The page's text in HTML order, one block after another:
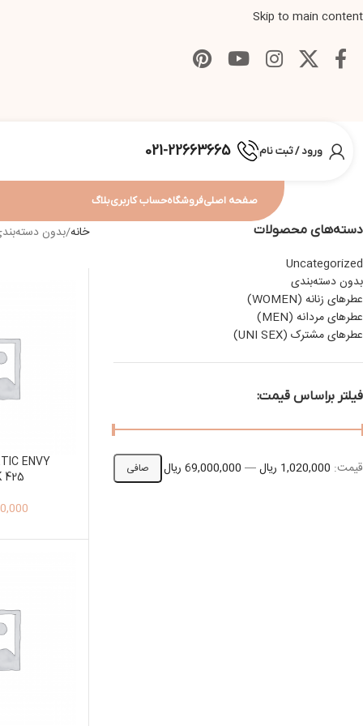
Skip to main content
ورود / ثبت نام 021-22663665
صفحه اصلیفروشگاهحساب کاربریبلاگ
دسته‌های محصولات
Uncategorized
بدون دسته‌بندی
عطرهای زنانه (WOMEN)
عطرهای مردانه (MEN)
عطرهای مشترک (UNI SEX)
فیلتر براساس قیمت:
صافی قيمت: 1,020,000 ریال — 69,000,000 ریال
خانه بدون
ENVY
425